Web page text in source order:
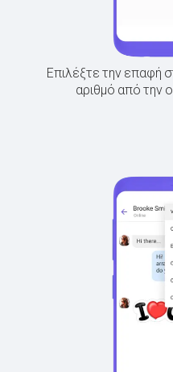
Επιλέξτε την επαφή
αριθμό από την